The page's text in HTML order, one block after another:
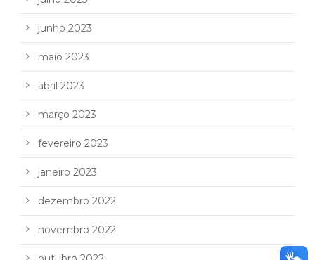
junho 2023
maio 2023
abril 2023
março 2023
fevereiro 2023
janeiro 2023
dezembro 2022
novembro 2022